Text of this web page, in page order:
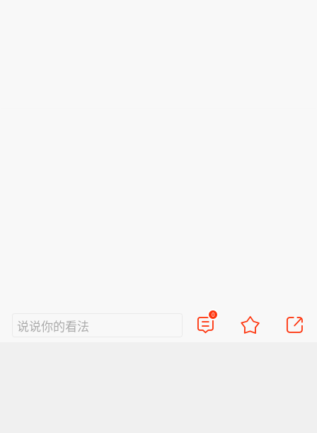
说说你的看法
0